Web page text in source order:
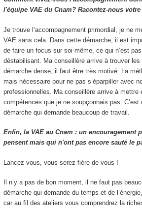
l'équipe VAE du Cnam? Racontez-nous
Je trouve l’accompagnement primordial, je ne
VAE sans cela. Dans cette démarche, il est
de faire un focus sur soi-même, ce qui n’est
déstabilisant. Ma conseillère arrive à trouver les
démarche dense, il faut être très motivé. La
mais nécessaire pour ne pas s’éparpiller avec
professionnelles. Ma conseillère arrive à mettre
compétences que je ne soupçonnais pas. C’est
démarche qui demande beaucoup de travail.
Enfin, la VAE au Cnam : un encouragement
pensent mais qui n'ont pas encore sauté le
Lancez-vous, vous serez fière de vous !
Il n’y a pas de bon moment, il ne faut pas
démarche qui demande du temps et de
car au fil des ateliers vous comprendrez la